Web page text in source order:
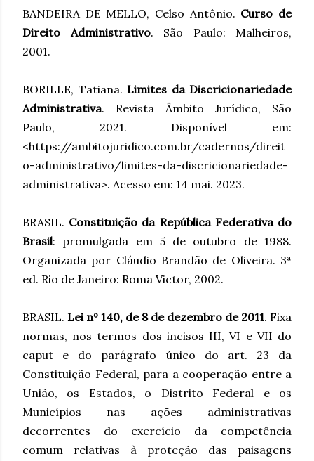
BANDEIRA DE MELLO, Celso Antônio. Curso de
Direito Administrativo. São Paulo: Malheiros,
2001.
BORILLE, Tatiana. Limites da Discricionariedade
Administrativa. Revista Âmbito Jurídico, São
Paulo, 2021. Disponível em:
<https://ambitojuridico.com.br/cadernos/direit
o-administrativo/limites-da-discricionariedade-
administrativa>. Acesso em: 14 mai. 2023.
BRASIL. Constituição da República Federativa do
Brasil: promulgada em 5 de outubro de 1988.
Organizada por Cláudio Brandão de Oliveira. 3ª
ed. Rio de Janeiro: Roma Victor, 2002.
BRASIL. Lei nº 140, de 8 de dezembro de 2011. Fixa
normas, nos termos dos incisos III, VI e VII do
caput e do parágrafo único do art. 23 da
Constituição Federal, para a cooperação entre a
União, os Estados, o Distrito Federal e os
Municípios nas ações administrativas
decorrentes do exercício da competência
comum relativas à proteção das paisagens